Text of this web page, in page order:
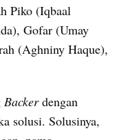
Piko (Iqbaal
Gofar (Umay
(Aghniny Haque),
Backer dengan
solusi. Solusinya,